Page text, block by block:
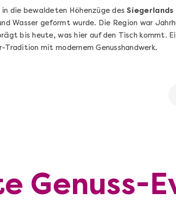
die bewaldeten Höhenzüge desSiegerlands
Wasser geformt wurde. Die Region war
bis heute, was hier auf den Tisch kommt.
Tradition mit modernem Genusshandwerk.
Genuss-